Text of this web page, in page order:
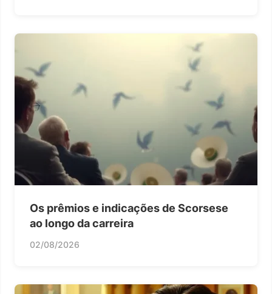
Os prêmios e indicações de Scorsese
ao longo da carreira
02/08/2026